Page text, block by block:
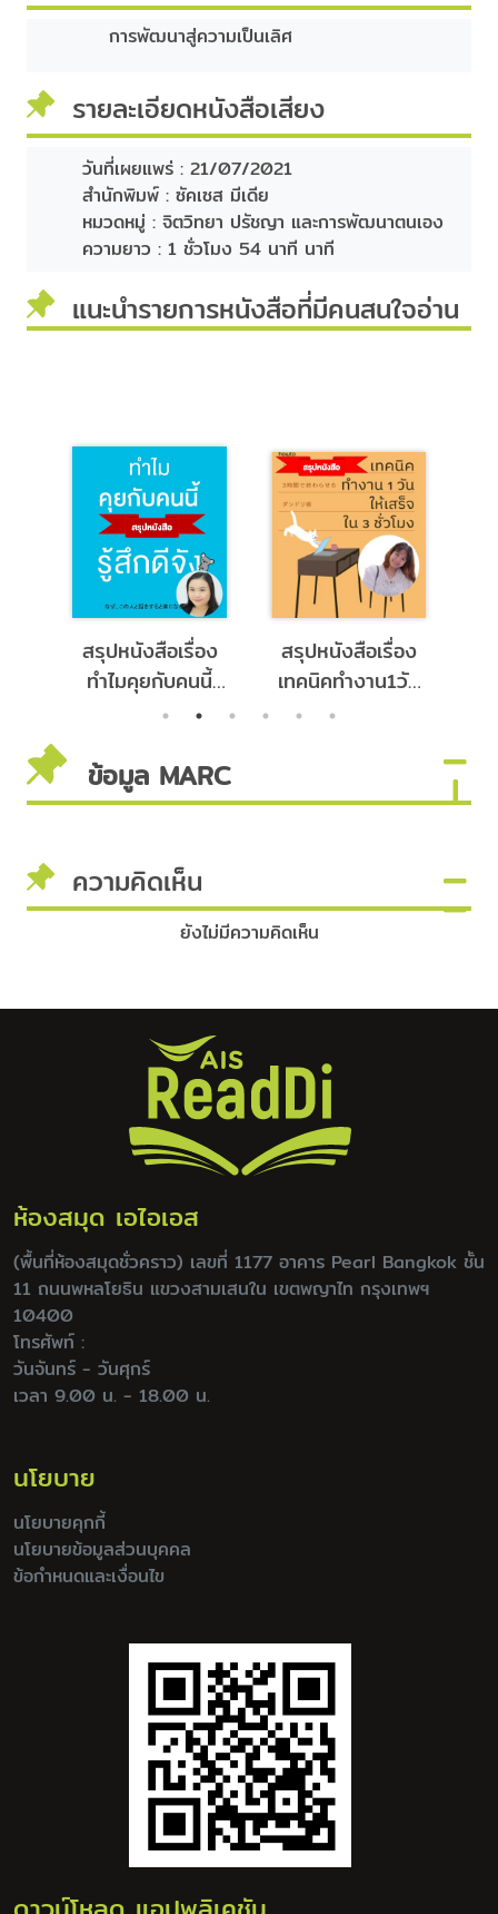
การพัฒนาสู่ความเป็นเลิศ
รายละเอียดหนังสือเสียง
วันที่เผยแพร่ : 21/07/2021
สำนักพิมพ์ : ซัคเซส มีเดีย
หมวดหมู่ : จิตวิทยา ปรัชญา และการพัฒนาตนเอง
ความยาว : 1 ชั่วโมง 54 นาที นาที
แนะนำรายการหนังสือที่มีคนสนใจอ่าน
สรุปหนังสือเรื่อง
ทำไมคุยกับคนนี้
แล้วรู้สึกดีจัง จาก
เล่า
สรุปหนังสือเรื่อง
เทคนิคทำงาน1วัน
ให้เสร็จใน3ชั่วโมง
ข้อมูล MARC
ความคิดเห็น
ยังไม่มีความคิดเห็น
ห้องสมุด เอไอเอส
(พื้นที่ห้องสมุดชั่วคราว) เลขที่ 1177 อาคาร Pearl Bangkok ชั้น
11 ถนนพหลโยธิน แขวงสามเสนใน เขตพญาไท กรุงเทพฯ
10400
โทรศัพท์ :
วันจันทร์ - วันศุกร์
เวลา 9.00 น. - 18.00 น.
นโยบาย
นโยบายคุกกี้
นโยบายข้อมูลส่วนบุคคล
ข้อกำหนดและเงื่อนไข